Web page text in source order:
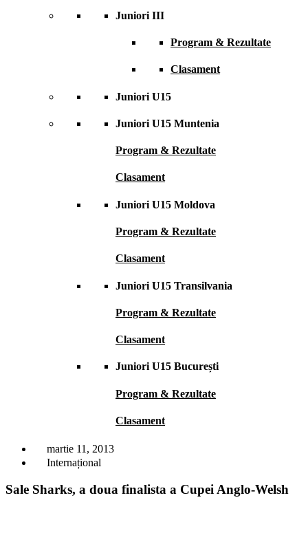
Juniori III
Program & Rezultate
Clasament
Juniori U15
Juniori U15 Muntenia
Program & Rezultate
Clasament
Juniori U15 Moldova
Program & Rezultate
Clasament
Juniori U15 Transilvania
Program & Rezultate
Clasament
Juniori U15 București
Program & Rezultate
Clasament
martie 11, 2013
Internațional
Sale Sharks, a doua finalista a Cupei Anglo-Welsh